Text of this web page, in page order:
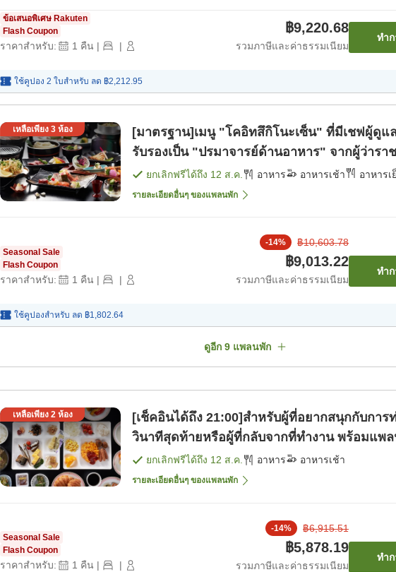
ข้อเสนอพิเศษ Rakuten
Flash Coupon
ราคาสำหรับ: 1 คืน | |
฿9,220.68
รวมภาษีและค่าธรรมเนียม
ทำก
ใช้คูปอง 2 ใบสำหรับ ลด ฿2,212.95
เหลือเพียง 3ห้อง
[มาตรฐาน]เมนู "โคอิทสึกิโนะเซ็น" ที่มีเชฟผู้ดูแ
รับรองเป็น "ปรมาจารย์ด้านอาหาร" จากผู้ว่ารา
เช้า] [อาหารเย็น]
ยกเลิกฟรีได้ถึง 12 ส.ค. อาหาร อาหารเช้า อาหารเ
รายละเอียดอื่นๆ ของแพลนพัก
Seasonal Sale
Flash Coupon
ราคาสำหรับ: 1 คืน | |
-14% ฿10,603.78
฿9,013.22
รวมภาษีและค่าธรรมเนียม
ทำก
ใช้คูปองสำหรับ ลด ฿1,802.64
ดูอีก 9แพลนพัก
เหลือเพียง 2ห้อง
[เช็คอินได้ถึง 21:00]สำหรับผู้ที่อยากสนุกกับการ
วินาทีสุดท้ายหรือผู้ที่กลับจากที่ทำงาน พร้อมแพล
ยกเลิกฟรีได้ถึง 12 ส.ค. อาหาร อาหารเช้า
รายละเอียดอื่นๆ ของแพลนพัก
Seasonal Sale
Flash Coupon
ราคาสำหรับ: 1 คืน | |
-14% ฿6,915.51
฿5,878.19
รวมภาษีและค่าธรรมเนียม
ทำก